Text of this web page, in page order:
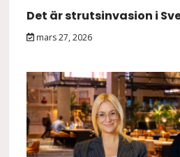
Det är strutsinvasion i
mars 27, 2026